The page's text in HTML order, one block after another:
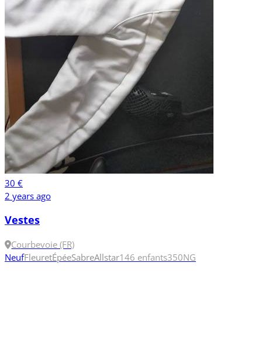
30 €
2 years ago
Vestes
Courbevoie (FR)
NeufFleuretÉpéeSabreAllstar146 enfants350NG